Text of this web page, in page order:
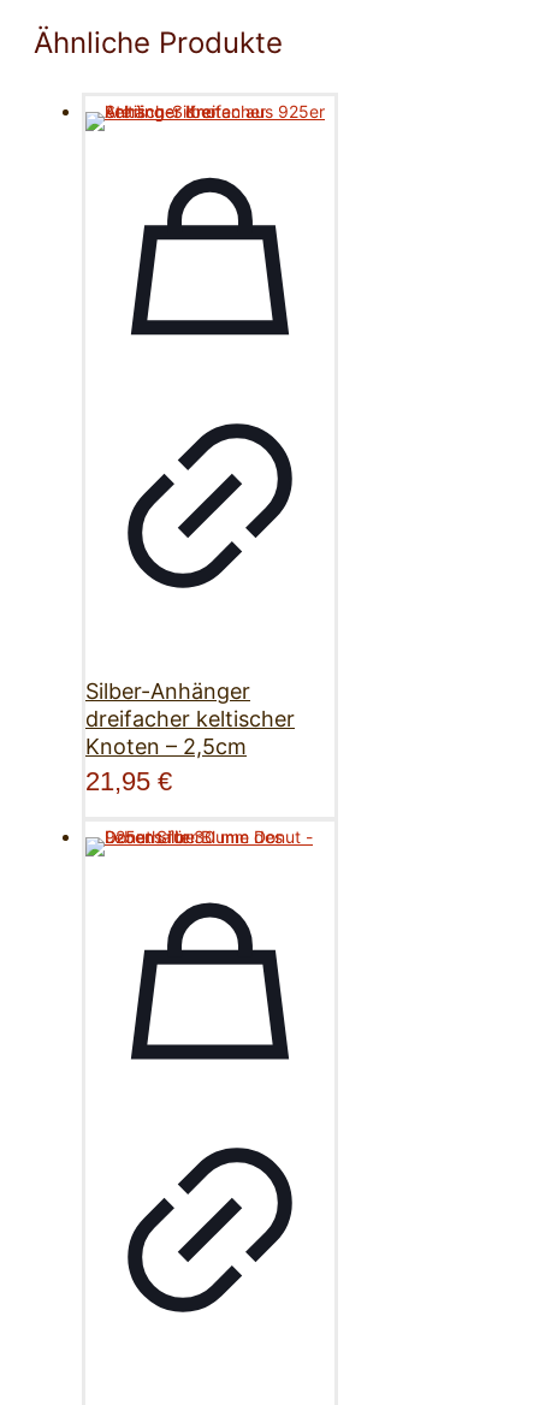
Ähnliche Produkte
Silber-Anhänger
dreifacher keltischer
Knoten – 2,5cm
21,95 €